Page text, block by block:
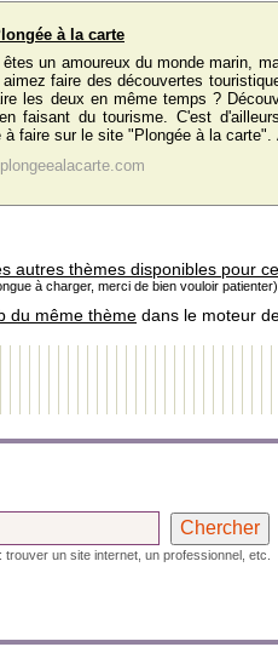
à la carte
êtes un amoureux du monde marin,
faire des découvertes
les deux en même temps ?
faisant du tourisme. C'est
à faire sur le site "Plongée à la carte".
autres thèmes disponibles pour
à charger, merci de bien vouloir patienter)
du même thème dans le moteur
un site internet, un professionnel, etc.